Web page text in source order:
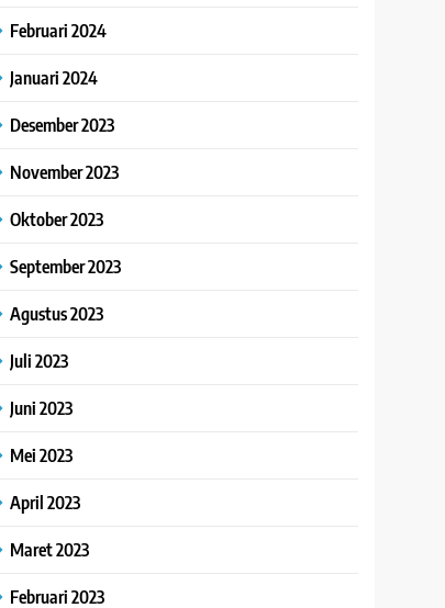
Februari 2024
Januari 2024
Desember 2023
November 2023
Oktober 2023
September 2023
Agustus 2023
Juli 2023
Juni 2023
Mei 2023
April 2023
Maret 2023
Februari 2023